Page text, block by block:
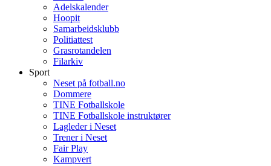
Adelskalender
Hoopit
Samarbeidsklubb
Politiattest
Grasrotandelen
Filarkiv
Sport
Neset på fotball.no
Dommere
TINE Fotballskole
TINE Fotballskole instruktører
Lagleder i Neset
Trener i Neset
Fair Play
Kampvert